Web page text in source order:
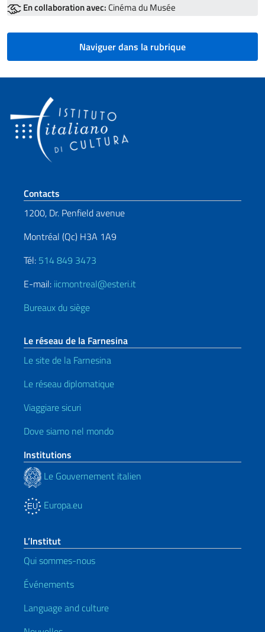
En collaboration avec: Cinéma du Musée
Naviguer dans la rubrique
Section de pied de page
Contacts
1200, Dr. Penfield avenue
Montréal (Qc) H3A 1A9
Tél: 514 849 3473
E-mail: iicmontreal@esteri.it
Bureaux du siège
Le réseau de la Farnesina
Le site de la Farnesina
Le réseau diplomatique
Viaggiare sicuri
Dove siamo nel mondo
Institutions
Le Gouvernement italien
Europa.eu
L’Institut
Qui sommes-nous
Événements
Language and culture